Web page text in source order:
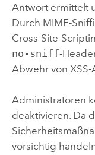
Antwort ermittelt
Durch MIME-
Cross-Site-
no-sniff-
Abwehr von
Administratoren
deaktivieren. Da
vorsichtig